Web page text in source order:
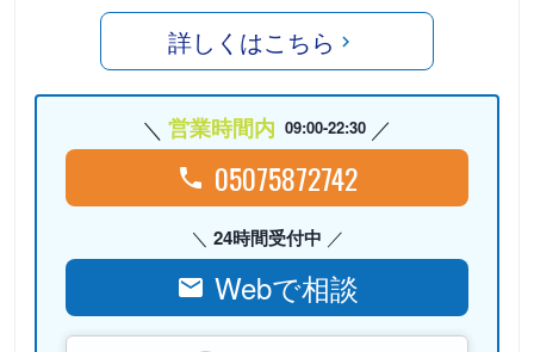
詳しくはこちら
営業時間内 09:00-22:30
05075872742
24時間受付中
Webで相談